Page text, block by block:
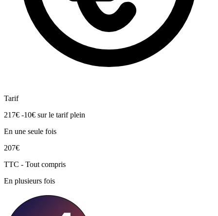
Tarif
217€ -10€ sur le tarif plein
En une seule fois
207€
TTC - Tout compris
En plusieurs fois